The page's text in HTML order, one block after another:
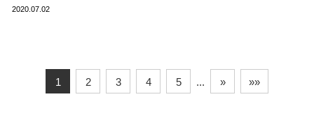
2020.07.02
1 2 3 4 5 ... » »»